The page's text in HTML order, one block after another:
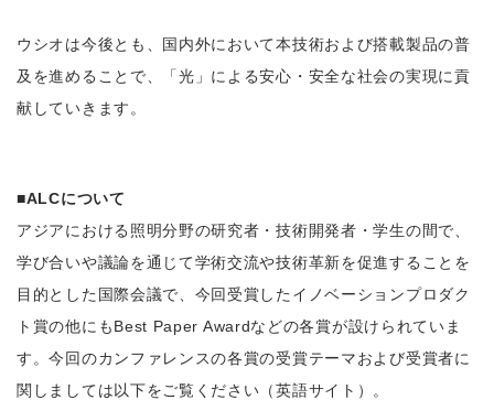
ウシオは今後とも、国内外において本技術および搭載製品の普
及を進めることで、「光」による安心・安全な社会の実現に貢
献していきます。
■ALCについて
アジアにおける照明分野の研究者・技術開発者・学生の間で、
学び合いや議論を通じて学術交流や技術革新を促進することを
目的とした国際会議で、今回受賞したイノベーションプロダク
ト賞の他にもBest Paper Awardなどの各賞が設けられていま
す。今回のカンファレンスの各賞の受賞テーマおよび受賞者に
関しましては以下をご覧ください（英語サイト）。